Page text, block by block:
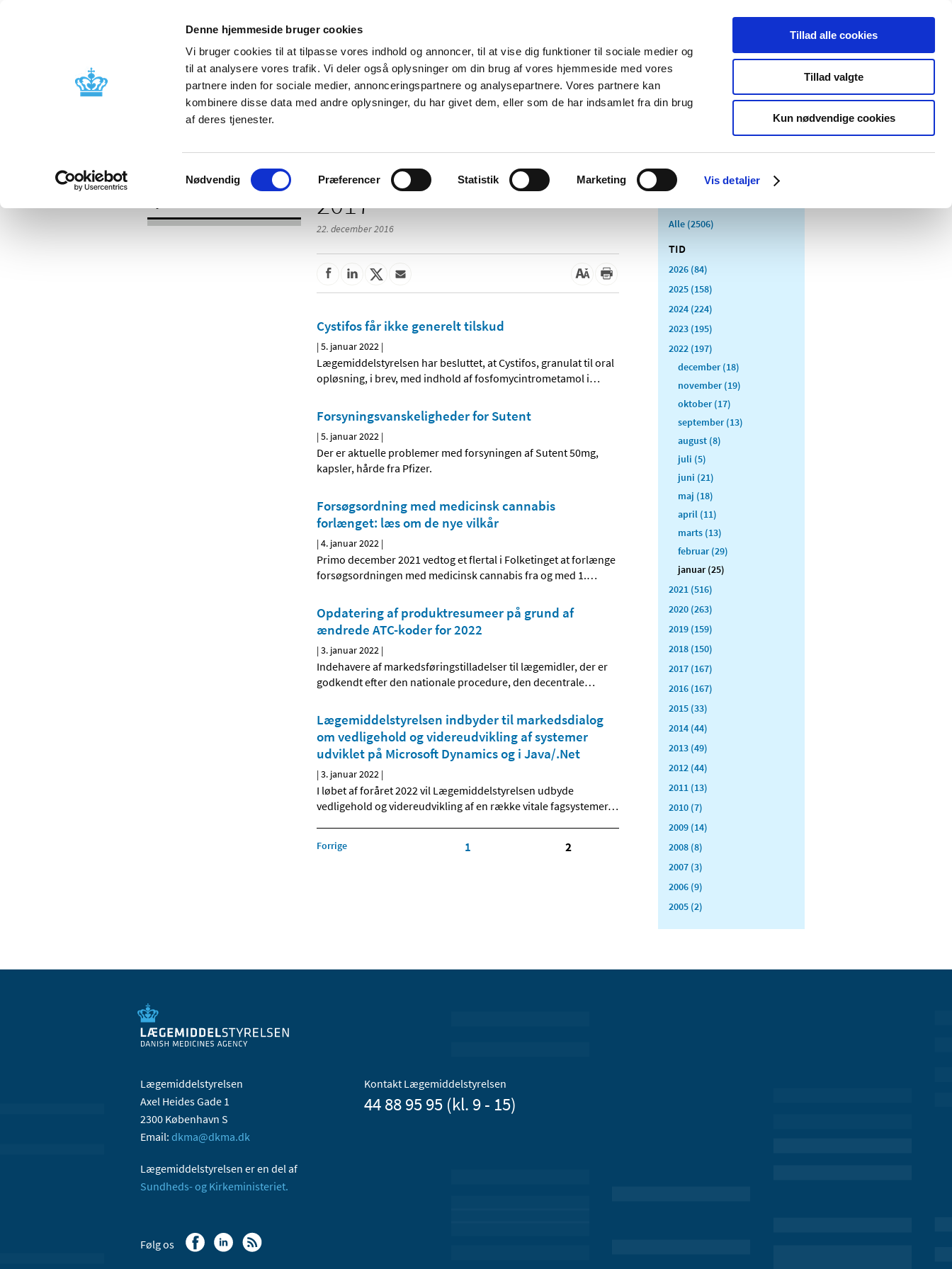
Denne hjemmeside bruger cookies
Vi bruger cookies til at tilpasse vores indhold og annoncer, til at vise dig funktioner til sociale medier og
til at analysere vores trafik. Vi deler også oplysninger om din brug af vores hjemmeside med vores
partnere inden for sociale medier, annonceringspartnere og analysepartnere. Vores partnere kan
kombinere disse data med andre oplysninger, du har givet dem, eller som de har indsamlet fra din brug
af deres tjenester.
Samtykkevalg
Nødvendig Præferencer Statistik Marketing Vis detaljer
Tillad alle cookies
Tillad valgte
Kun nødvendige cookies
Nyheder Om os Kontakt Udgivelser
Godkendelse og
Bivirkninger og
produktinformation
Tilskud og
Apoteker og salg af
Medicinsk
Særlige
produktområder
2017
22. december 2016
Cystifos får ikke generelt tilskud
|5. januar 2022 |
Lægemiddelstyrelsen har besluttet, at Cystifos, granulat til oral
opløsning, i brev, med indhold af fosfomycintrometamol i…
Forsyningsvanskeligheder for Sutent
|5. januar 2022 |
Der er aktuelle problemer med forsyningen af Sutent 50mg,
kapsler, hårde fra Pfizer.
Forsøgsordning med medicinsk cannabis
forlænget: læs om de nye vilkår
|4. januar 2022 |
Primo december 2021 vedtog et flertal i Folketinget at forlænge
forsøgsordningen med medicinsk cannabis fra og med 1.…
Opdatering af produktresumeer på grund af
ændrede ATC-koder for 2022
|3. januar 2022 |
Indehavere af markedsføringstilladelser til lægemidler, der er
godkendt efter den nationale procedure, den decentrale…
Lægemiddelstyrelsen indbyder til markedsdialog
om vedligehold og videreudvikling af systemer
udviklet på Microsoft Dynamics og i Java/.Net
|3. januar 2022 |
I løbet af foråret 2022 vil Lægemiddelstyrelsen udbyde
vedligehold og videreudvikling af en række vitale fagsystemer…
Forrige 1 2
Alle (2506)
TID
2026 (84)
2025 (158)
2024 (224)
2023 (195)
2022 (197)
december (18)
november (19)
oktober (17)
september (13)
august (8)
juli (5)
juni (21)
maj (18)
april (11)
marts (13)
februar (29)
januar (25)
2021 (516)
2020 (263)
2019 (159)
2018 (150)
2017 (167)
2016 (167)
2015 (33)
2014 (44)
2013 (49)
2012 (44)
2011 (13)
2010 (7)
2009 (14)
2008 (8)
2007 (3)
2006 (9)
2005 (2)
Lægemiddelstyrelsen
Axel Heides Gade 1
2300 København S
Email: dkma@dkma.dk
Lægemiddelstyrelsen er en del af
Sundheds- og Kirkeministeriet.
Kontakt Lægemiddelstyrelsen
44 88 95 95 (kl. 9 - 15)
Følg os